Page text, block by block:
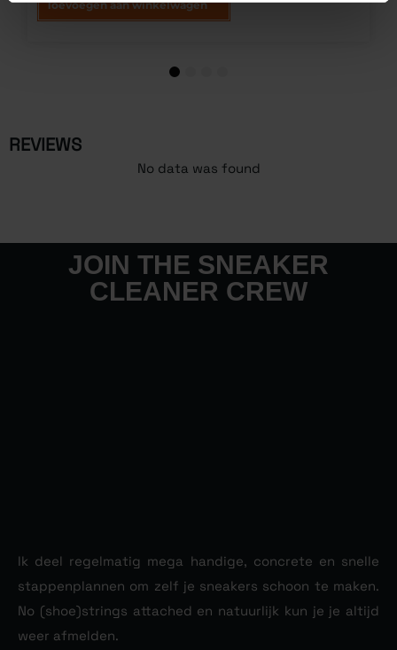
Toevoegen aan winkelwagen
4
REVIEWS
No data was found
JOIN THE SNEAKER
CLEANER CREW
Ik deel regelmatig mega handige, concrete en snelle
stappenplannen om zelf je sneakers schoon te maken.
No (shoe)strings attached en natuurlijk kun je je altijd
weer afmelden.